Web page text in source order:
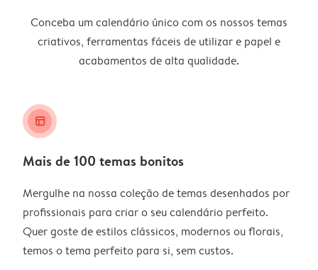
Conceba um calendário único com os nossos temas
criativos, ferramentas fáceis de utilizar e papel e
acabamentos de alta qualidade.
layout_alt
Mais de 100 temas bonitos
Mergulhe na nossa coleção de temas desenhados por
profissionais para criar o seu calendário perfeito.
Quer goste de estilos clássicos, modernos ou florais,
temos o tema perfeito para si, sem custos.